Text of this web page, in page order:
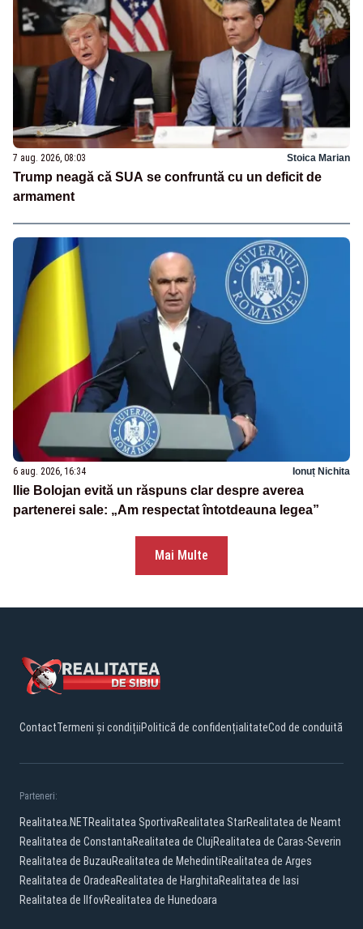
7 aug. 2026, 08:03 Stoica Marian
Trump neagă că SUA se confruntă cu un deficit de
armament
6 aug. 2026, 16:34 Ionuț Nichita
Ilie Bolojan evită un răspuns clar despre averea
partenerei sale: „Am respectat întotdeauna legea”
Mai Multe
ContactTermeni și condițiiPolitică de confidențialitateCod de conduită
Parteneri:
Realitatea.NETRealitatea SportivaRealitatea StarRealitatea de Neamt
Realitatea de ConstantaRealitatea de ClujRealitatea de Caras-Severin
Realitatea de BuzauRealitatea de MehedintiRealitatea de Arges
Realitatea de OradeaRealitatea de HarghitaRealitatea de Iasi
Realitatea de IlfovRealitatea de Hunedoara